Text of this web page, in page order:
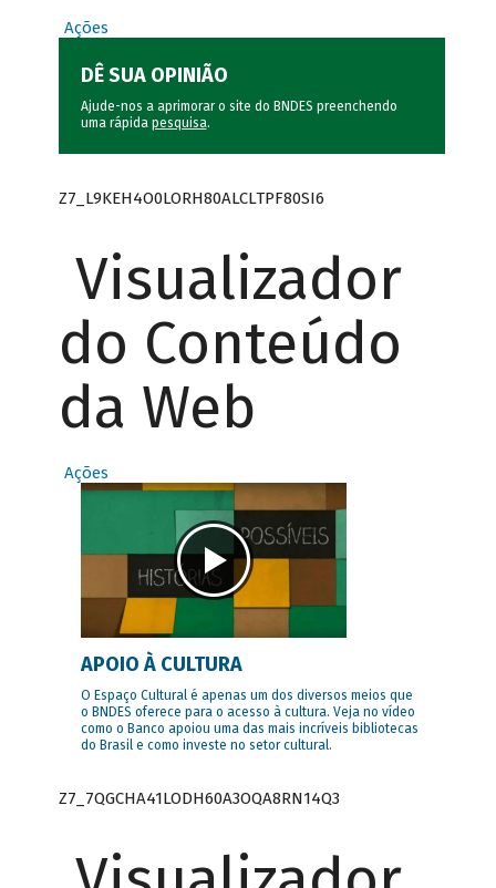
Ações
DÊ SUA OPINIÃO
Ajude-nos a aprimorar o site do BNDES preenchendo
uma rápida pesquisa.
Z7_L9KEH4O0LORH80ALCLTPF80SI6
Visualizador
do Conteúdo
da Web
Ações
APOIO À CULTURA
O Espaço Cultural é apenas um dos diversos meios que
o BNDES oferece para o acesso à cultura. Veja no vídeo
como o Banco apoiou uma das mais incríveis bibliotecas
do Brasil e como investe no setor cultural.
Z7_7QGCHA41LODH60A3OQA8RN14Q3